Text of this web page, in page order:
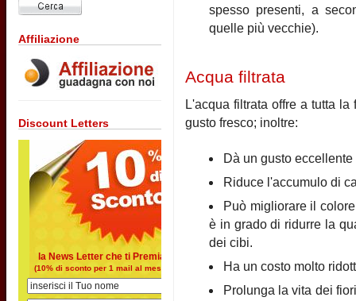
Affiliazione
Discount Letters
la News Letter che ti Premia
(10% di sconto per 1 mail al mese)
spesso presenti, a
quelle più vecchie).
Acqua filtrata
L'acqua filtrata offre a tutta
gusto fresco; inoltre:
Dà un gusto eccellente
Riduce l'accumulo di
Può migliorare il
è in grado di ridurre la
dei cibi.
Ha un costo molto
Prolunga la vita dei